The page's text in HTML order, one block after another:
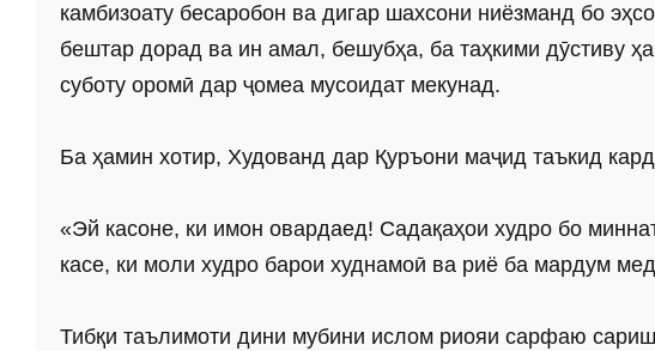
камбизоату бесаробон ва дигар шахсони ниёзманд бо
бештар дорад ва ин амал, бешубҳа, ба таҳкими дӯстиву
суботу оромӣ дар ҷомеа мусоидат мекунад.
Ба ҳамин хотир, Худованд дар Қуръони маҷид таъкид
«Эй касоне, ки имон овардаед! Садақаҳои худро бо
касе, ки моли худро барои худнамоӣ ва риё ба мардум
Тибқи таълимоти дини мубини ислом риояи сарфаю